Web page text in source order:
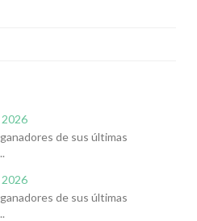
2026
de sus últimas
2026
de sus últimas